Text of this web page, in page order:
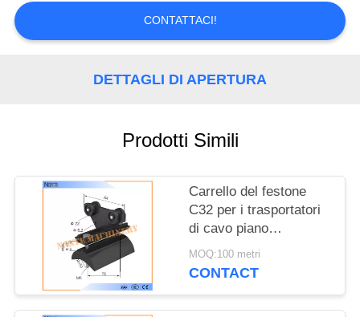
CITAZIONE
COMPANY
DEL
PRIVACY
POLICY
CONTATTACI!
DETTAGLI DI APERTURA
Prodotti Simili
Carrello del festone
C32 per i trasportatori
di cavo piano
lunghezza
32mm*30mm*1.5mm di
MOQ:100 metri
CONTACT